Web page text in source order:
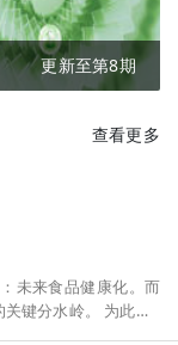
更新至第8期
查看更多
岭。 为此，F